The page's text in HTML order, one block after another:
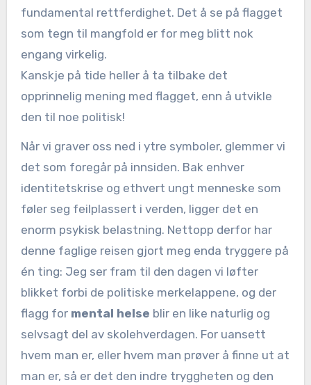
fundamental rettferdighet. Det å se på flagget
som tegn til mangfold er for meg blitt nok
engang virkelig.
Kanskje på tide heller å ta tilbake det
opprinnelig mening med flagget, enn å utvikle
den til noe politisk!
Når vi graver oss ned i ytre symboler, glemmer vi
det som foregår på innsiden. Bak enhver
identitetskrise og ethvert ungt menneske som
føler seg feilplassert i verden, ligger det en
enorm psykisk belastning. Nettopp derfor har
denne faglige reisen gjort meg enda tryggere på
én ting: Jeg ser fram til den dagen vi løfter
blikket forbi de politiske merkelappene, og der
flagg for mental helse blir en like naturlig og
selvsagt del av skolehverdagen. For uansett
hvem man er, eller hvem man prøver å finne ut at
man er, så er det den indre tryggheten og den